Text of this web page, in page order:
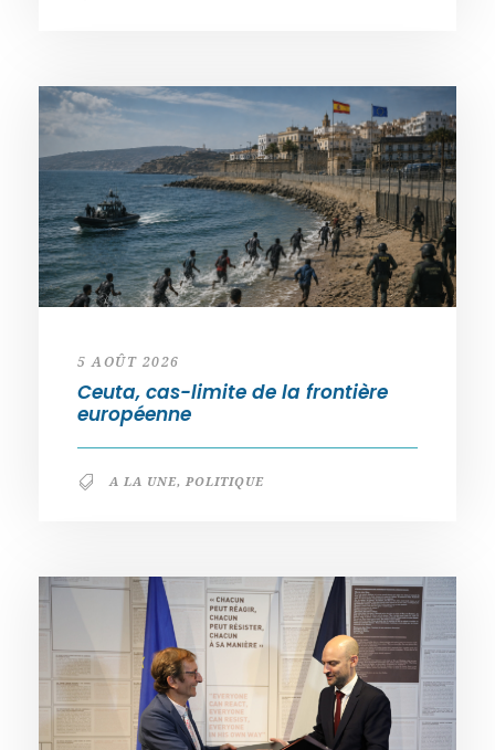
5 AOÛT 2026
Ceuta, cas-limite de la frontière
européenne
A LA UNE, POLITIQUE